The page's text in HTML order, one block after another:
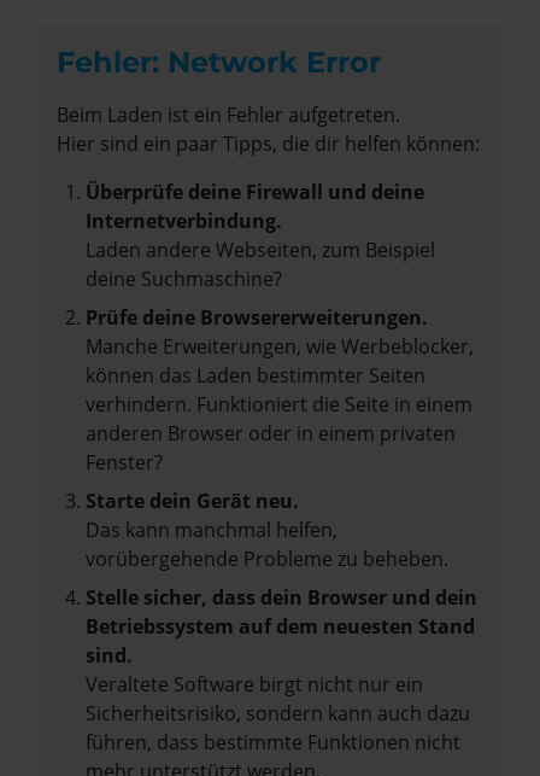
Fehler: Network Error
Beim Laden ist ein Fehler aufgetreten.
Hier sind ein paar Tipps, die dir helfen können:
Überprüfe deine Firewall und deine
Internetverbindung.
Laden andere Webseiten, zum Beispiel
deine Suchmaschine?
Prüfe deine Browsererweiterungen.
Manche Erweiterungen, wie Werbeblocker,
können das Laden bestimmter Seiten
verhindern. Funktioniert die Seite in einem
anderen Browser oder in einem privaten
Fenster?
Starte dein Gerät neu.
Das kann manchmal helfen,
vorübergehende Probleme zu beheben.
Stelle sicher, dass dein Browser und dein
Betriebssystem auf dem neuesten Stand
sind.
Veraltete Software birgt nicht nur ein
Sicherheitsrisiko, sondern kann auch dazu
führen, dass bestimmte Funktionen nicht